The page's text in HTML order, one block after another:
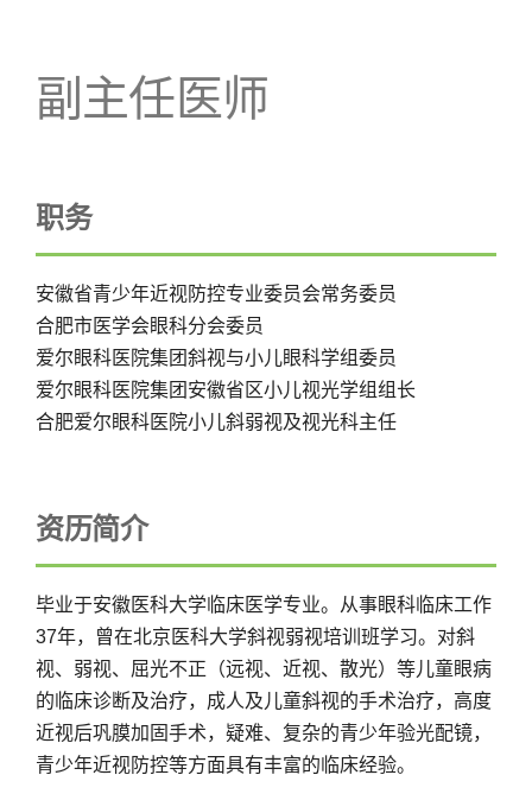
副主任医师
职务
安徽省青少年近视防控专业委员会常务委员
合肥市医学会眼科分会委员
爱尔眼科医院集团斜视与小儿眼科学组委员
爱尔眼科医院集团安徽省区小儿视光学组组长
合肥爱尔眼科医院小儿斜弱视及视光科主任
资历简介
毕业于安徽医科大学临床医学专业。从事眼科临床工作
37年，曾在北京医科大学斜视弱视培训班学习。对斜
视、弱视、屈光不正（远视、近视、散光）等儿童眼病
的临床诊断及治疗，成人及儿童斜视的手术治疗，高度
近视后巩膜加固手术，疑难、复杂的青少年验光配镜，
青少年近视防控等方面具有丰富的临床经验。